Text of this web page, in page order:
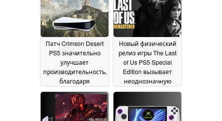
Патч Crimson Desert
PS5 значительно
улучшает
производительность,
благодаря
повышению
качества FSR30 March
2026
Новый физический
релиз игры The Last
of Us PS5 Special
Edition вызывает
неоднозначную
реакцию01 April 2025